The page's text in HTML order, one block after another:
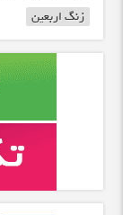
زنگ اربعین